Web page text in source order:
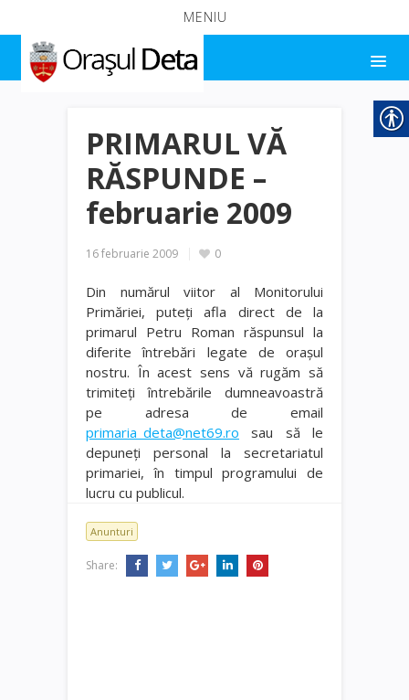
MENIU
PRIMARUL VĂ
RĂSPUNDE –
februarie 2009
16 februarie 2009 0
Din numărul viitor al Monitorului
Primăriei, puteţi afla direct de la
primarul Petru Roman răspunsul la
diferite întrebări legate de oraşul
nostru. În acest sens vă rugăm să
trimiteţi întrebările dumneavoastră
pe adresa de email
primaria_deta@net69.ro sau să le
depuneţi personal la secretariatul
primariei, în timpul programului de
lucru cu publicul.
Anunturi
Share: